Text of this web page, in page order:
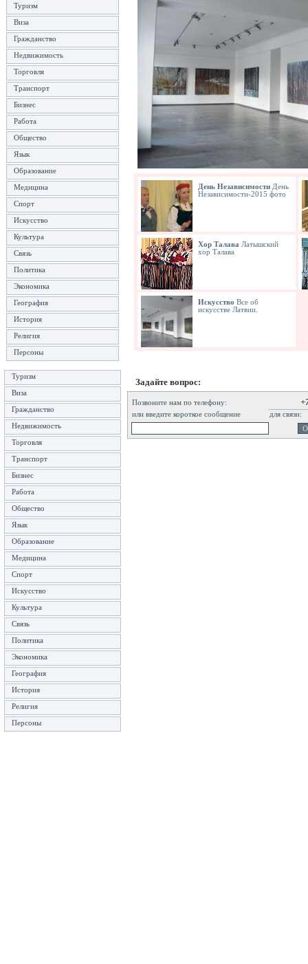
Туризм
Виза
Гражданство
Недвижимость
Торговля
Транспорт
Бизнес
Работа
Общество
Язык
Образование
Медицина
Спорт
Искусство
Культура
Связь
Политика
Экономика
География
История
Религия
Персоны
Туризм
Виза
Гражданство
Недвижимость
Торговля
Транспорт
Бизнес
Работа
Общество
Язык
Образование
Медицина
Спорт
Искусство
Культура
Связь
Политика
Экономика
География
История
Религия
Персоны
День Независимости День
Независимости-2015 фото
Хор Талава Латышский
хор Талава
Искусство Все об
искусстве Латвии.
Задайте вопрос:
Позвоните нам по телефону:
или введите короткое сообщение для связи: